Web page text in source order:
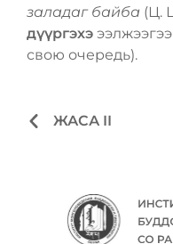
заладаг байба (Ц.
дүүргэхэ
свою очередь).
ЖАСА II